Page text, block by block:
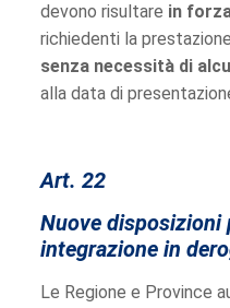
devono risultare in
richiedenti la prestazione
senza necessità di
alla data di
Art. 22
Nuove disposizioni
integrazione in
Le Regione e Province